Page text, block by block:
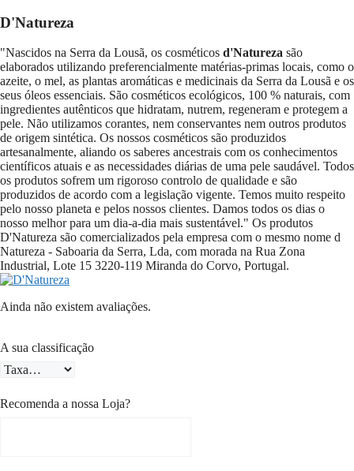
D'Natureza
"Nascidos na Serra da Lousã, os cosméticos d'Natureza são
elaborados utilizando preferencialmente matérias-primas locais, como o
azeite, o mel, as plantas aromáticas e medicinais da Serra da Lousã e os
seus óleos essenciais. São cosméticos ecológicos, 100 % naturais, com
ingredientes autênticos que hidratam, nutrem, regeneram e protegem a
pele. Não utilizamos corantes, nem conservantes nem outros produtos
de origem sintética. Os nossos cosméticos são produzidos
artesanalmente, aliando os saberes ancestrais com os conhecimentos
científicos atuais e as necessidades diárias de uma pele saudável. Todos
os produtos sofrem um rigoroso controlo de qualidade e são
produzidos de acordo com a legislação vigente. Temos muito respeito
pelo nosso planeta e pelos nossos clientes. Damos todos os dias o
nosso melhor para um dia-a-dia mais sustentável." Os produtos
D'Natureza são comercializados pela empresa com o mesmo nome d
́Natureza - Saboaria da Serra, Lda, com morada na Rua Zona
Industrial, Lote 15 3220-119 Miranda do Corvo, Portugal.
Ainda não existem avaliações.
A sua classificação
Recomenda a nossa Loja?